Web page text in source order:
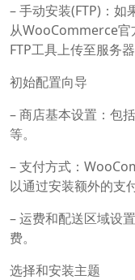
– 手动安装(FTP)：
从WooCommerce官
FTP工具上传至服务器
初始配置向导
– 商店基本设置：包
等。
– 支付方式：
以通过安装额外的支
– 运费和配送区域设
费。
选择和安装主题